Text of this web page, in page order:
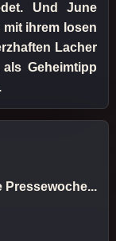
Und June
ihrem losen
Lacher
Geheimtipp
Pressewoche...